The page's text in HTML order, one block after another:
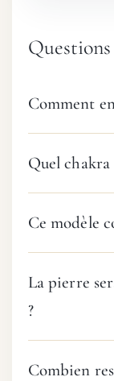
Comment
Quel chakra
Ce modèle
La pierre
?
Combien